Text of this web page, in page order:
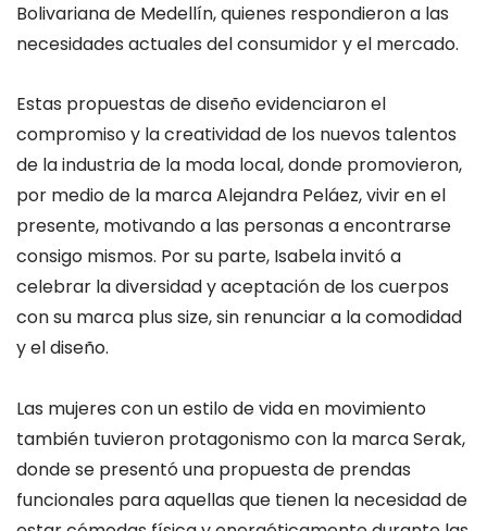
Bolivariana de Medellín, quienes respondieron a las
necesidades actuales del consumidor y el mercado.
Estas propuestas de diseño evidenciaron el
compromiso y la creatividad de los nuevos talentos
de la industria de la moda local, donde promovieron,
por medio de la marca Alejandra Peláez, vivir en el
presente, motivando a las personas a encontrarse
consigo mismos. Por su parte, Isabela invitó a
celebrar la diversidad y aceptación de los cuerpos
con su marca plus size, sin renunciar a la comodidad
y el diseño.
Las mujeres con un estilo de vida en movimiento
también tuvieron protagonismo con la marca Serak,
donde se presentó una propuesta de prendas
funcionales para aquellas que tienen la necesidad de